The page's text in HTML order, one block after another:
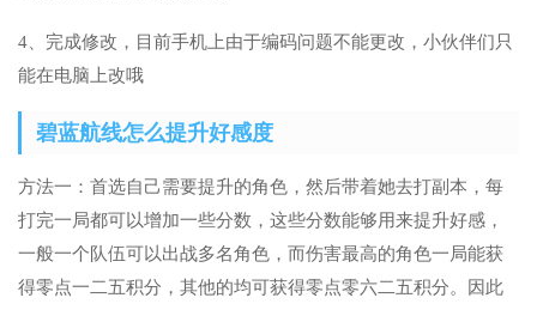
4、完成修改，目前手机上由于编码问题不能更改，小伙伴们只
能在电脑上改哦
碧蓝航线怎么提升好感度
方法一：首选自己需要提升的角色，然后带着她去打副本，每
打完一局都可以增加一些分数，这些分数能够用来提升好感，
一般一个队伍可以出战多名角色，而伤害最高的角色一局能获
得零点一二五积分，其他的均可获得零点零六二五积分。因此